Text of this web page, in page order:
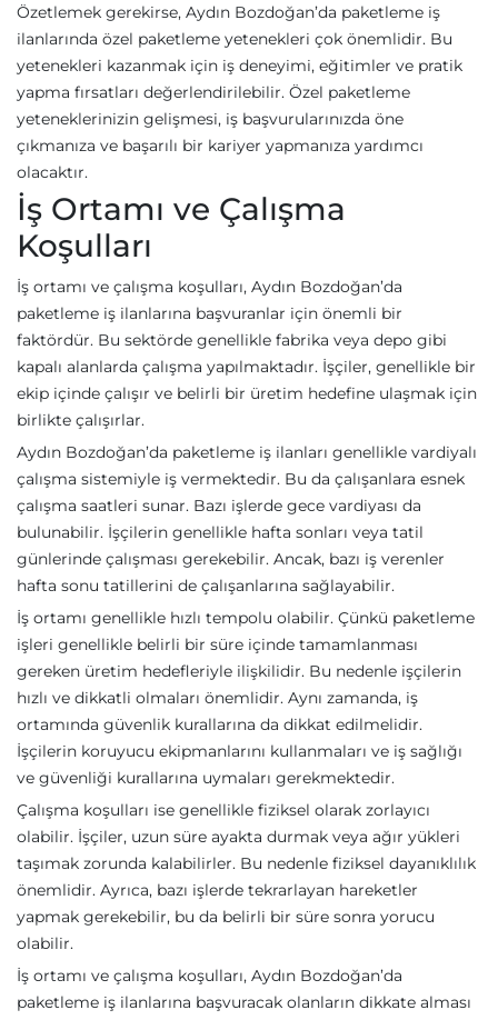
Özetlemek gerekirse, Aydın Bozdoğan’da paketleme iş
ilanlarında özel paketleme yetenekleri çok önemlidir. Bu
yetenekleri kazanmak için iş deneyimi, eğitimler ve pratik
yapma fırsatları değerlendirilebilir. Özel paketleme
yeteneklerinizin gelişmesi, iş başvurularınızda öne
çıkmanıza ve başarılı bir kariyer yapmanıza yardımcı
olacaktır.
İş Ortamı ve Çalışma
Koşulları
İş ortamı ve çalışma koşulları, Aydın Bozdoğan’da
paketleme iş ilanlarına başvuranlar için önemli bir
faktördür. Bu sektörde genellikle fabrika veya depo gibi
kapalı alanlarda çalışma yapılmaktadır. İşçiler, genellikle bir
ekip içinde çalışır ve belirli bir üretim hedefine ulaşmak için
birlikte çalışırlar.
Aydın Bozdoğan’da paketleme iş ilanları genellikle vardiyalı
çalışma sistemiyle iş vermektedir. Bu da çalışanlara esnek
çalışma saatleri sunar. Bazı işlerde gece vardiyası da
bulunabilir. İşçilerin genellikle hafta sonları veya tatil
günlerinde çalışması gerekebilir. Ancak, bazı iş verenler
hafta sonu tatillerini de çalışanlarına sağlayabilir.
İş ortamı genellikle hızlı tempolu olabilir. Çünkü paketleme
işleri genellikle belirli bir süre içinde tamamlanması
gereken üretim hedefleriyle ilişkilidir. Bu nedenle işçilerin
hızlı ve dikkatli olmaları önemlidir. Aynı zamanda, iş
ortamında güvenlik kurallarına da dikkat edilmelidir.
İşçilerin koruyucu ekipmanlarını kullanmaları ve iş sağlığı
ve güvenliği kurallarına uymaları gerekmektedir.
Çalışma koşulları ise genellikle fiziksel olarak zorlayıcı
olabilir. İşçiler, uzun süre ayakta durmak veya ağır yükleri
taşımak zorunda kalabilirler. Bu nedenle fiziksel dayanıklılık
önemlidir. Ayrıca, bazı işlerde tekrarlayan hareketler
yapmak gerekebilir, bu da belirli bir süre sonra yorucu
olabilir.
İş ortamı ve çalışma koşulları, Aydın Bozdoğan’da
paketleme iş ilanlarına başvuracak olanların dikkate alması